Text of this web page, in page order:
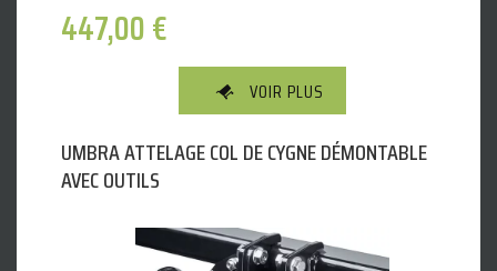
447,00€
VOIR PLUS
UMBRA ATTELAGE COL DE CYGNE DÉMONTABLE
AVEC OUTILS